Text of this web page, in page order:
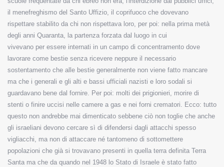
il menefreghismo del Santo Uffizio, il coprifuoco che dovevano
rispettare stabilito da chi non rispettava loro, per poi: nella prima metà
degli anni Quaranta, la partenza forzata dal luogo in cui
vivevano per essere internati in un campo di concentramento dove
lavorare come bestie senza ricevere neppure il necessario
sostentamento che alle bestie generalmente non viene fatto mancare
ma che i generali e gli alti e bassi ufficiali nazisti e loro sodali si
guardavano bene dal fornire. Per poi: molti dei prigionieri, morire di
stenti o finire uccisi nelle camere a gas e nei forni crematori. Ecco: tutto
questo non andrebbe mai dimenticato sebbene ciò non toglie che anche
gli israeliani devono cercare sì di difendersi dagli attacchi spesso
vigliacchi, ma non di attaccare né tantomeno di sottomettere
popolazioni che già si trovavano presenti in quella terra definita Terra
Santa ma che da quando nel 1948 lo Stato di Israele è stato fatto